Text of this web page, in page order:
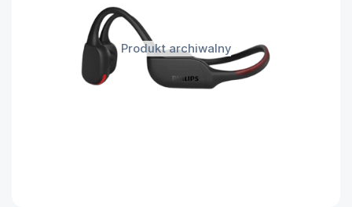
Produkt archiwalny